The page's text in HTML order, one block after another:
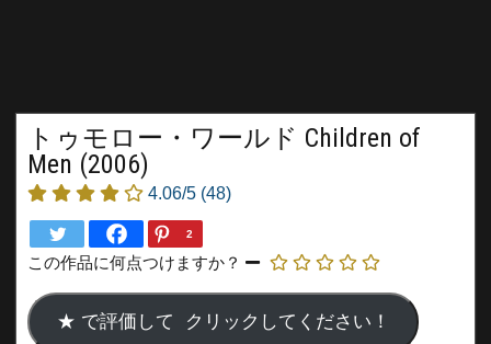
トゥモロー・ワールド Children of
Men (2006)
4.06/5 (48)
2
この作品に何点つけますか？